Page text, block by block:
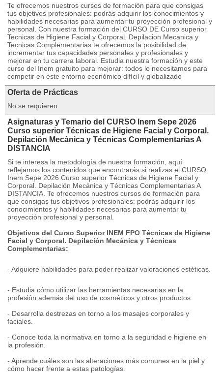
Te ofrecemos nuestros cursos de formación para que consigas
tus objetivos profesionales: podrás adquirir los conocimientos y
habilidades necesarias para aumentar tu proyección profesional y
personal. Con nuestra formación del CURSO DE Curso superior
Tecnicas de Higiene Facial y Corporal. Depilacion Mecanica y
Tecnicas Complementarias te ofrecemos la posibilidad de
incrementar tus capacidades personales y profesionales y
mejorar en tu carrera laboral. Estudia nuestra formación y este
curso del Inem gratuito para mejorar: todos lo necesitamos para
competir en este entorno económico difícil y globalizado
Oferta de Prácticas
No se requieren
Asignaturas y Temario del CURSO Inem Sepe 2026
Curso superior Técnicas de Higiene Facial y Corporal.
Depilación Mecánica y Técnicas Complementarias A
DISTANCIA
Si te interesa la metodología de nuestra formación, aquí
reflejamos los contenidos que encontrarás si realizas el CURSO
Inem Sepe 2026 Curso superior Técnicas de Higiene Facial y
Corporal. Depilación Mecánica y Técnicas Complementarias A
DISTANCIA. Te ofrecemos nuestros cursos de formación para
que consigas tus objetivos profesionales: podrás adquirir los
conocimientos y habilidades necesarias para aumentar tu
proyección profesional y personal.
Objetivos del Curso Superior INEM FPO Técnicas de Higiene
Facial y Corporal. Depilación Mecánica y Técnicas
Complementarias:
- Adquiere habilidades para poder realizar valoraciones estéticas.
- Estudia cómo utilizar las herramientas necesarias en la
profesión además del uso de cosméticos y otros productos.
- Desarrolla destrezas en torno a los masajes corporales y
faciales.
- Conoce toda la normativa en torno a la seguridad e higiene en
la profesión.
- Aprende cuáles son las alteraciones más comunes en la piel y
cómo hacer frente a estas patologías.